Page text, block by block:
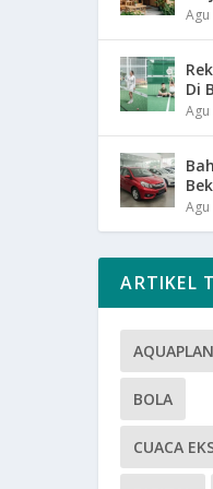
Agu
Di
Agu
Agu
ARTIKEL
BOLA
CUACA